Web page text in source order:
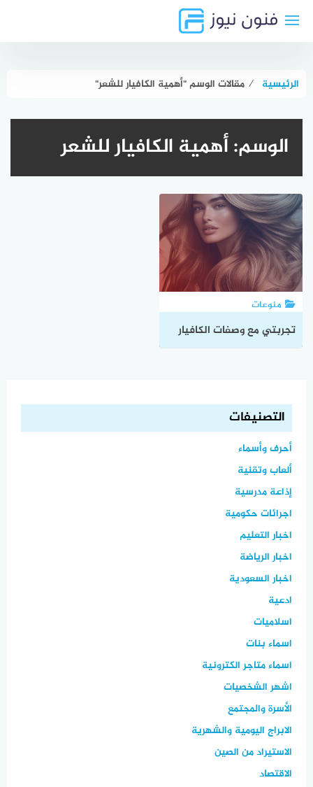
الرئيسية ⁄ مقالات الوسم "أهمية الكافيار للشعر"
الوسم:أهمية الكافيار للشعر
منوعات
تجربتي مع وصفات الكافيار
التصنيفات
أحرف وأسماء
ألعاب وتقنية
إذاعة مدرسية
اجرائات حكومية
اخبار التعليم
اخبار الرياضة
اخبار السعودية
ادعية
اسلاميات
اسماء بنات
اسماء متاجر الكترونية
اشهر الشخصيات
الأسرة والمجتمع
الابراج اليومية والشهرية
الاستيراد من الصين
الاقتصاد